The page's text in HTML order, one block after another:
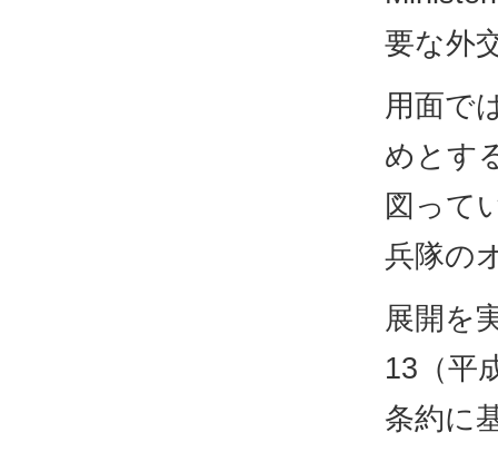
要な外
用面で
めとす
図って
兵隊の
展開を
13（平
条約に